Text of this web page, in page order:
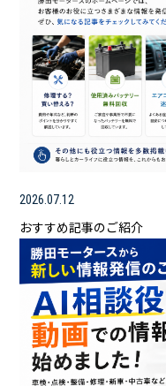
2026.07.12
おすすめ記事のご紹介